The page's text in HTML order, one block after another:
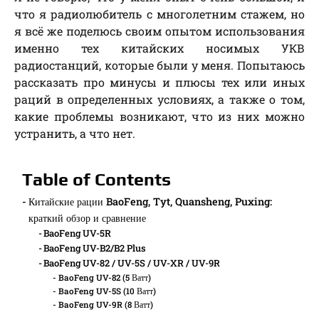
что я радиолюбитель с многолетним стажем, но
я всё же поделюсь своим опытом использования
именно тех китайских носимых УКВ
радиостанций, которые были у меня. Попытаюсь
рассказать про минусы и плюсы тех или иных
раций в определенных условиях, а также о том,
какие проблемы возникают, что из них можно
устранить, а что нет.
Table of Contents
Китайские рации BaoFeng, Tyt, Quansheng, Puxing:
краткий обзор и сравнение
BaoFeng UV-5R
BaoFeng UV-B2/B2 Plus
BaoFeng UV-82 / UV-5S / UV-XR / UV-9R
BaoFeng UV-82 (5 Ватт)
BaoFeng UV-5S (10 Ватт)
BaoFeng UV-9R (8 Ватт)